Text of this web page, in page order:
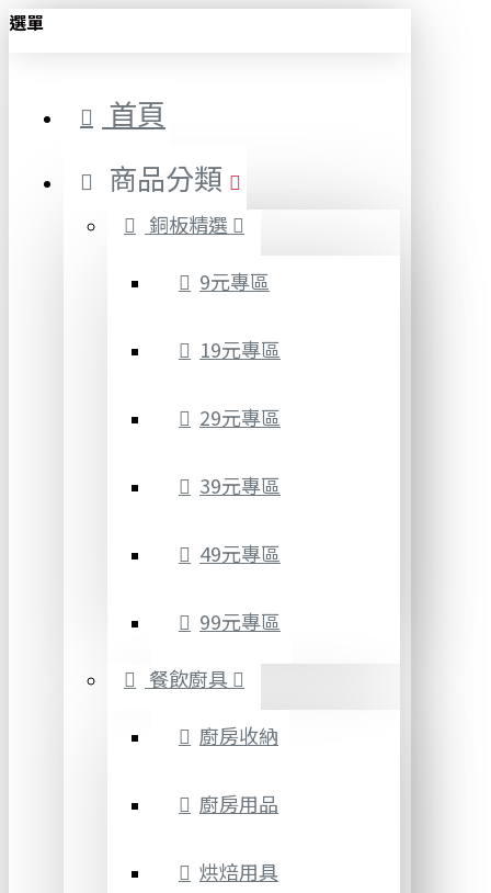
選單
首頁
商品分類
銅板精選
9元專區
19元專區
29元專區
39元專區
49元專區
99元專區
餐飲廚具
廚房收納
廚房用品
烘焙用具